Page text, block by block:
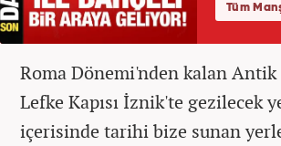
Roma Dönemi'nden kalan Antik
Lefke Kapısı İznik'te gezilecek
içerisinde tarihi bize sunan